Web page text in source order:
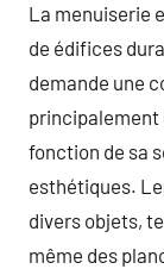
La menuiserie
de édifices
demande une
principalement
fonction de sa
esthétiques.
divers objets,
même des